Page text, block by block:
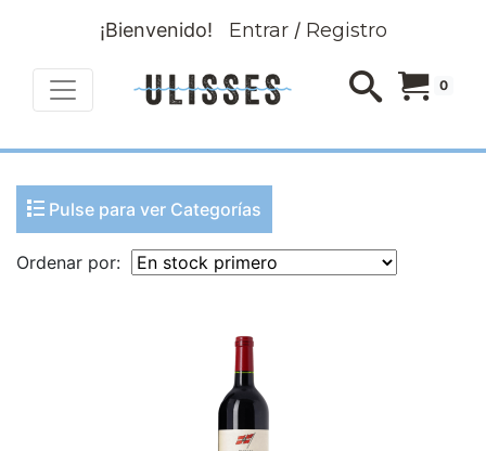
¡Bienvenido! Entrar/ Registro
0
Pulse para ver Categorías
Ordenar por: